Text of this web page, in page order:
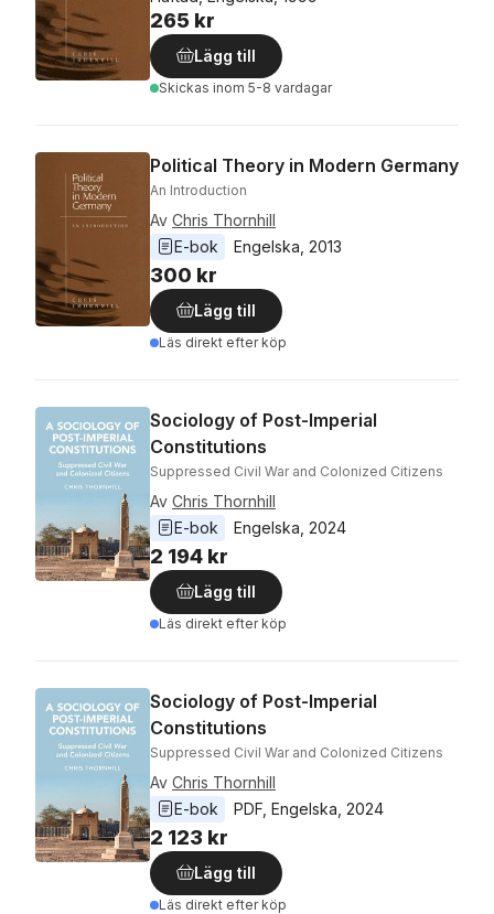
265 kr
Lägg till
Skickas inom 5-8 vardagar
Political Theory in Modern Germany
An Introduction
Av Chris Thornhill
E-bok
Engelska 2013
300 kr
Lägg till
Läs direkt efter köp
Sociology of Post-Imperial
Constitutions
Suppressed Civil War and Colonized Citizens
Av Chris Thornhill
E-bok
Engelska 2024
2 194 kr
Lägg till
Läs direkt efter köp
Sociology of Post-Imperial
Constitutions
Suppressed Civil War and Colonized Citizens
Av Chris Thornhill
E-bok
PDF Engelska 2024
2 123 kr
Lägg till
Läs direkt efter köp